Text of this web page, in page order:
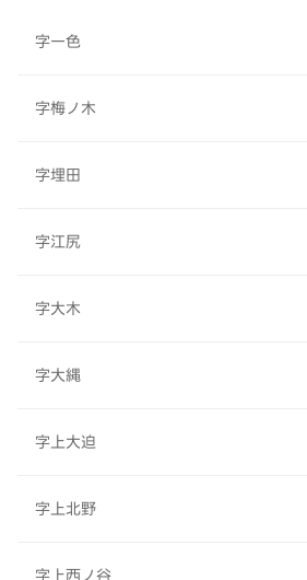
字一色
字梅ノ木
字埋田
字江尻
字大木
字大縄
字上大迫
字上北野